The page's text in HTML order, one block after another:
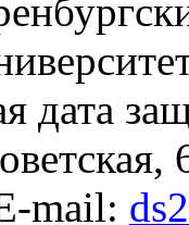
дата
mail: